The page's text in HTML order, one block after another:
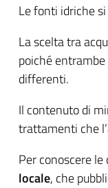
Le fonti idriche
La scelta tra
poiché
differenti.
Il contenuto di
trattamenti che
Per conoscere
locale, che